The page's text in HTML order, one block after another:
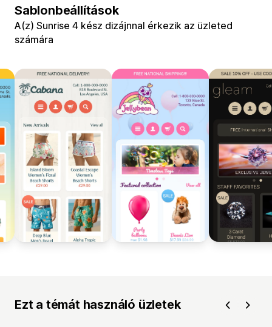
Sablonbeállítások
A(z) Sunrise 4 kész dizájnnal érkezik az üzleted
számára
Ezt a témát használó üzletek